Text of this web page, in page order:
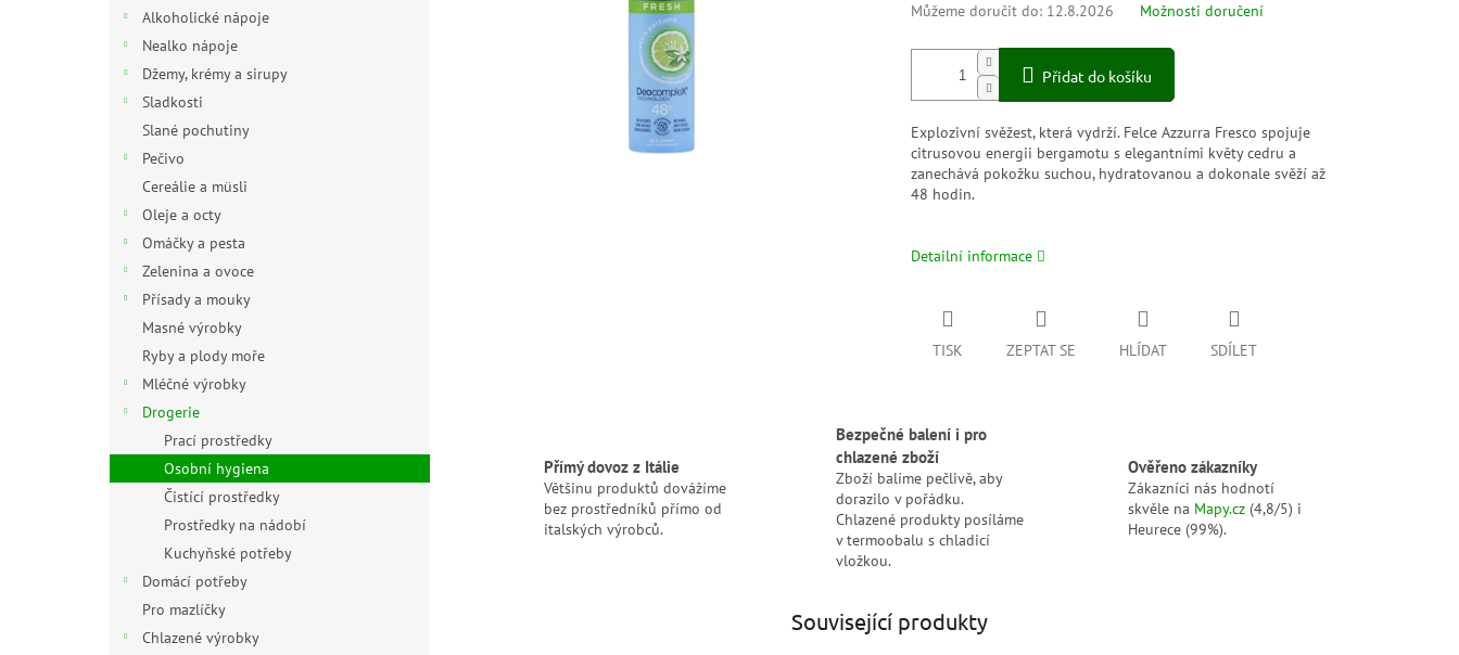
Alkoholické nápoje
Nealko nápoje
Džemy, krémy a sirupy
Sladkosti
Slané pochutiny
Pečivo
Cereálie a müsli
Oleje a octy
Omáčky a pesta
Zelenina a ovoce
Přísady a mouky
Masné výrobky
Ryby a plody moře
Mléčné výrobky
Drogerie
Prací prostředky
Osobní hygiena
Čistící prostředky
Prostředky na nádobí
Kuchyňské potřeby
Domácí potřeby
Pro mazlíčky
Chlazené výrobky
Můžeme doručit do: 12.8.2026 Možnosti doručení
Přidat do košíku
Explozivní svěžest, která vydrží. Felce Azzurra Fresco spojuje
citrusovou energii bergamotu s elegantními květy cedru a
zanechává pokožku suchou, hydratovanou a dokonale svěží až
48 hodin.
Detailní informace
TISK ZEPTAT SE HLÍDAT SDÍLET
Přímý dovoz z Itálie
Většinu produktů dovážíme
bez prostředníků přímo od
italských výrobců.
Bezpečné balení i pro
chlazené zboží
Zboží balíme pečlivě, aby
dorazilo v pořádku.
Chlazené produkty posíláme
v termoobalu s chladicí
vložkou.
Ověřeno zákazníky
Zákazníci nás hodnotí
skvěle na Mapy.cz (4,8/5) i
Heurece (99%).
Související produkty